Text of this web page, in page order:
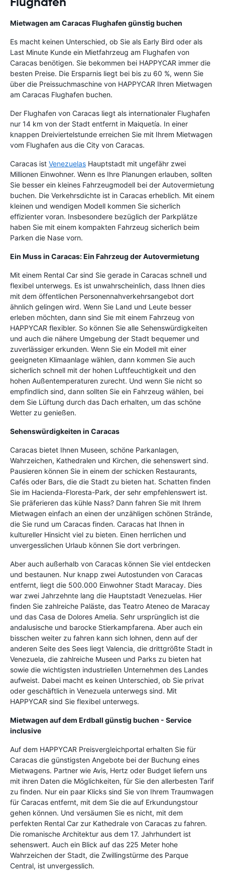
Mietwagen am Caracas Flughafen günstig buchen
Es macht keinen Unterschied, ob Sie als Early Bird oder als
Last Minute Kunde ein Mietfahrzeug am Flughafen von
Caracas benötigen. Sie bekommen bei HAPPYCAR immer die
besten Preise. Die Ersparnis liegt bei bis zu 60 %, wenn Sie
über die Preissuchmaschine von HAPPYCAR Ihren Mietwagen
am Caracas Flughafen buchen.
Der Flughafen von Caracas liegt als internationaler Flughafen
nur 14 km von der Stadt entfernt in Maiquetía. In einer
knappen Dreiviertelstunde erreichen Sie mit Ihrem Mietwagen
vom Flughafen aus die City von Caracas.
Caracas ist Venezuelas Hauptstadt mit ungefähr zwei
Millionen Einwohner. Wenn es Ihre Planungen erlauben, sollten
Sie besser ein kleines Fahrzeugmodell bei der Autovermietung
buchen. Die Verkehrsdichte ist in Caracas erheblich. Mit einem
kleinen und wendigen Modell kommen Sie sicherlich
effizienter voran. Insbesondere bezüglich der Parkplätze
haben Sie mit einem kompakten Fahrzeug sicherlich beim
Parken die Nase vorn.
Ein Muss in Caracas: Ein Fahrzeug der Autovermietung
Mit einem Rental Car sind Sie gerade in Caracas schnell und
flexibel unterwegs. Es ist unwahrscheinlich, dass Ihnen dies
mit dem öffentlichen Personennahverkehrsangebot dort
ähnlich gelingen wird. Wenn Sie Land und Leute besser
erleben möchten, dann sind Sie mit einem Fahrzeug von
HAPPYCAR flexibler. So können Sie alle Sehenswürdigkeiten
und auch die nähere Umgebung der Stadt bequemer und
zuverlässiger erkunden. Wenn Sie ein Modell mit einer
geeigneten Klimaanlage wählen, dann kommen Sie auch
sicherlich schnell mit der hohen Luftfeuchtigkeit und den
hohen Außentemperaturen zurecht. Und wenn Sie nicht so
empfindlich sind, dann sollten Sie ein Fahrzeug wählen, bei
dem Sie Lüftung durch das Dach erhalten, um das schöne
Wetter zu genießen.
Sehenswürdigkeiten in Caracas
Caracas bietet Ihnen Museen, schöne Parkanlagen,
Wahrzeichen, Kathedralen und Kirchen, die sehenswert sind.
Pausieren können Sie in einem der schicken Restaurants,
Cafés oder Bars, die die Stadt zu bieten hat. Schatten finden
Sie im Hacienda-Floresta-Park, der sehr empfehlenswert ist.
Sie präferieren das kühle Nass? Dann fahren Sie mit Ihrem
Mietwagen einfach an einen der unzähligen schönen Strände,
die Sie rund um Caracas finden. Caracas hat Ihnen in
kultureller Hinsicht viel zu bieten. Einen herrlichen und
unvergesslichen Urlaub können Sie dort verbringen.
Aber auch außerhalb von Caracas können Sie viel entdecken
und bestaunen. Nur knapp zwei Autostunden von Caracas
entfernt, liegt die 500.000 Einwohner Stadt Maracay. Dies
war zwei Jahrzehnte lang die Hauptstadt Venezuelas. Hier
finden Sie zahlreiche Paläste, das Teatro Ateneo de Maracay
und das Casa de Dolores Amelia. Sehr ursprünglich ist die
andalusische und barocke Stierkampfarena. Aber auch ein
bisschen weiter zu fahren kann sich lohnen, denn auf der
anderen Seite des Sees liegt Valencia, die drittgrößte Stadt in
Venezuela, die zahlreiche Museen und Parks zu bieten hat
sowie die wichtigsten industriellen Unternehmen des Landes
aufweist. Dabei macht es keinen Unterschied, ob Sie privat
oder geschäftlich in Venezuela unterwegs sind. Mit
HAPPYCAR sind Sie flexibel unterwegs.
Mietwagen auf dem Erdball günstig buchen - Service
inclusive
Auf dem HAPPYCAR Preisvergleichportal erhalten Sie für
Caracas die günstigsten Angebote bei der Buchung eines
Mietwagens. Partner wie Avis, Hertz oder Budget liefern uns
mit ihren Daten die Möglichkeiten, für Sie den allerbesten Tarif
zu finden. Nur ein paar Klicks sind Sie von Ihrem Traumwagen
für Caracas entfernt, mit dem Sie die auf Erkundungstour
gehen können. Und versäumen Sie es nicht, mit dem
perfekten Rental Car zur Kathedrale von Caracas zu fahren.
Die romanische Architektur aus dem 17. Jahrhundert ist
sehenswert. Auch ein Blick auf das 225 Meter hohe
Wahrzeichen der Stadt, die Zwillingstürme des Parque
Central, ist unvergesslich.